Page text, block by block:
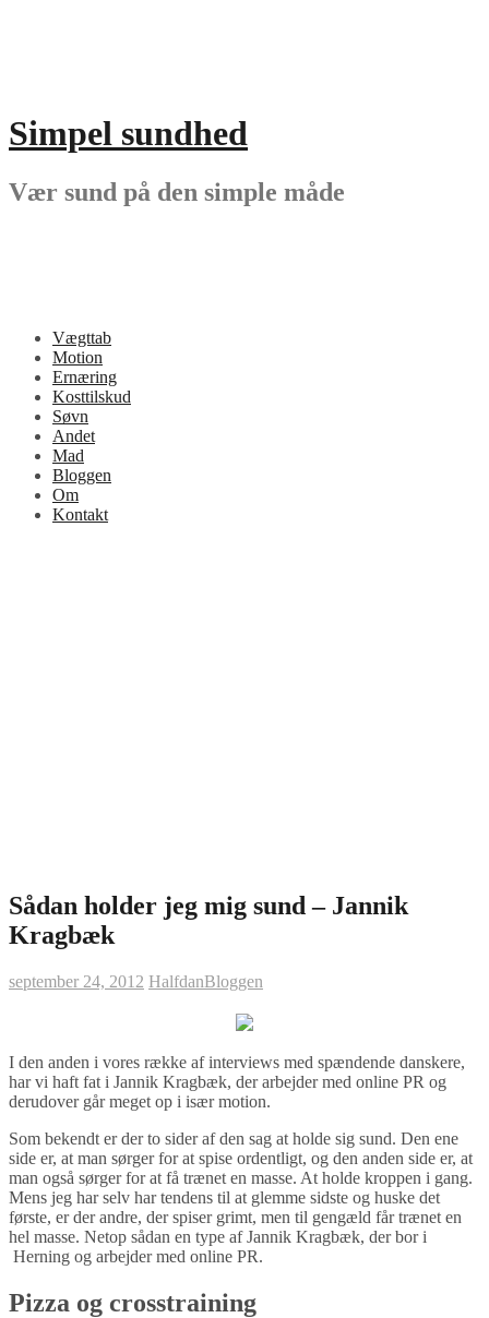
Simpel sundhed
Vær sund på den simple måde
Vægttab
Motion
Ernæring
Kosttilskud
Søvn
Andet
Mad
Bloggen
Om
Kontakt
Sådan holder jeg mig sund – Jannik
Kragbæk
september 24, 2012 HalfdanBloggen
I den anden i vores række af interviews med spændende danskere,
har vi haft fat i Jannik Kragbæk, der arbejder med online PR og
derudover går meget op i især motion.
Som bekendt er der to sider af den sag at holde sig sund. Den ene
side er, at man sørger for at spise ordentligt, og den anden side er, at
man også sørger for at få trænet en masse. At holde kroppen i gang.
Mens jeg har selv har tendens til at glemme sidste og huske det
første, er der andre, der spiser grimt, men til gengæld får trænet en
hel masse. Netop sådan en type af Jannik Kragbæk, der bor i
Herning og arbejder med online PR.
Pizza og crosstraining